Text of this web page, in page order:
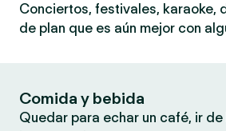
Conciertos, festivales, karaoke,
de plan que es aún mejor con
Comida y bebida
Quedar para echar un café, ir